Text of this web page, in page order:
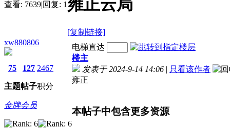
查看: 7639|回复: 1 雍正云局
[复制链接]
xw880806
75
主题
127
帖子
2467
积分
金牌会员
电梯直达
楼主
发表于 2024-9-14 14:06 | 只看该作者
雍正
本帖子中包含更多资源